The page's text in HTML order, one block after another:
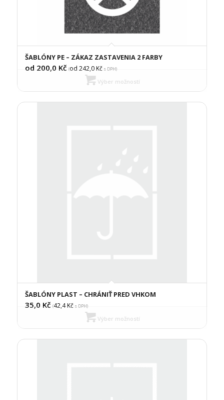
ŠABLÓNY PE – ZÁKAZ ZASTAVENIA 2 FARBY
od 200,0 Kč (od 242,0Kčs DPH)
Výber možností
ŠABLÓNY PLAST – CHRÁNIŤ PRED VHKOM
35,0 Kč (42,4Kčs DPH)
Výber možností